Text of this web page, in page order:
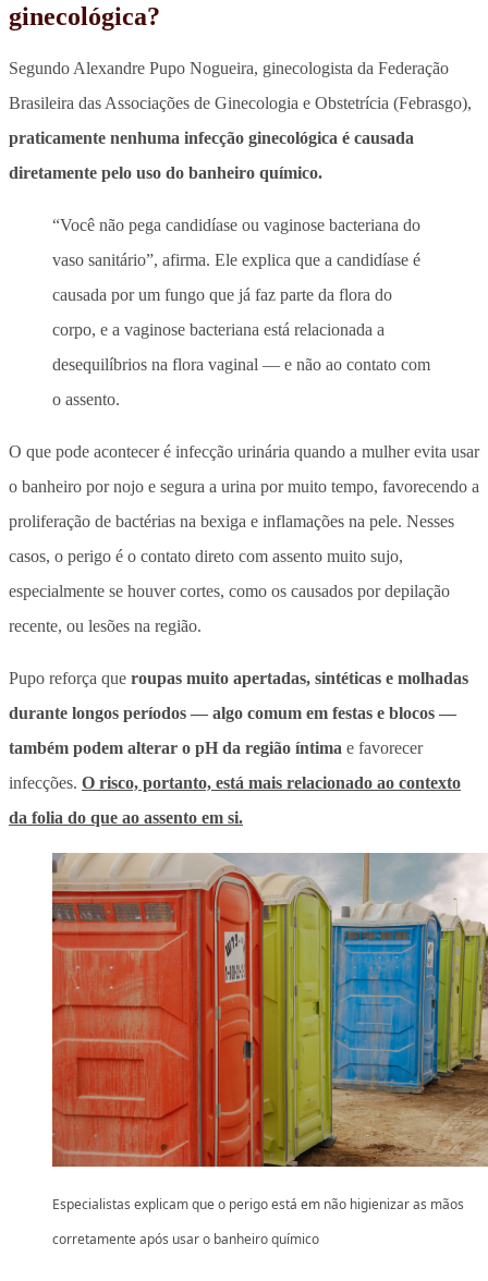
ginecológica?
Segundo Alexandre Pupo Nogueira, ginecologista da Federação
Brasileira das Associações de Ginecologia e Obstetrícia (Febrasgo),
praticamente nenhuma infecção ginecológica é causada
diretamente pelo uso do banheiro químico.
“Você não pega candidíase ou vaginose bacteriana do
vaso sanitário”, afirma. Ele explica que a candidíase é
causada por um fungo que já faz parte da flora do
corpo, e a vaginose bacteriana está relacionada a
desequilíbrios na flora vaginal — e não ao contato com
o assento.
O que pode acontecer é infecção urinária quando a mulher evita usar
o banheiro por nojo e segura a urina por muito tempo, favorecendo a
proliferação de bactérias na bexiga e inflamações na pele. Nesses
casos, o perigo é o contato direto com assento muito sujo,
especialmente se houver cortes, como os causados por depilação
recente, ou lesões na região.
Pupo reforça que roupas muito apertadas, sintéticas e molhadas
durante longos períodos — algo comum em festas e blocos —
também podem alterar o pH da região íntima e favorecer
infecções. O risco, portanto, está mais relacionado ao contexto
da folia do que ao assento em si.
Especialistas explicam que o perigo está em não higienizar as mãos
corretamente após usar o banheiro químico